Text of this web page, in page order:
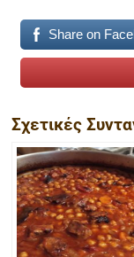
Share on
Σχετικές